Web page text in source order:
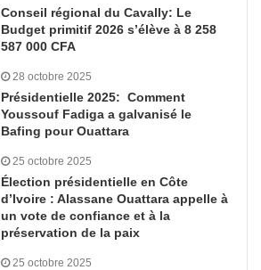
Conseil régional du Cavally: Le
Budget primitif 2026 s’élève à 8 258
587 000 CFA
28 octobre 2025
Présidentielle 2025: Comment
Youssouf Fadiga a galvanisé le
Bafing pour Ouattara
25 octobre 2025
Élection présidentielle en Côte
d’Ivoire : Alassane Ouattara appelle à
un vote de confiance et à la
préservation de la paix
25 octobre 2025